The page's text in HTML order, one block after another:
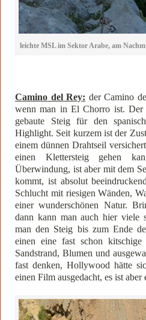
leichte MSL im Sektor Arabe, am
Camino del Rey: der Camino
wenn man in El Chorro ist. Der
gebaute Steig für den
Highlight. Seit kurzem ist der
einem dünnen Drahtseil
einen Klettersteig gehen
Überwindung, ist aber mit dem
kommt, ist absolut
Schlucht mit riesigen Wänden,
einer wunderschönen Natur.
dann kann man auch hier viele
man den Steig bis zum Ende
einen eine fast schon kitschige
Sandstrand, Blumen und
fast denken, Hollywood hätte
einen Film ausgedacht, es ist aber